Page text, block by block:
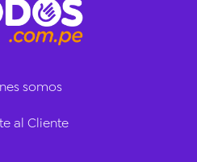
somos
al Cliente